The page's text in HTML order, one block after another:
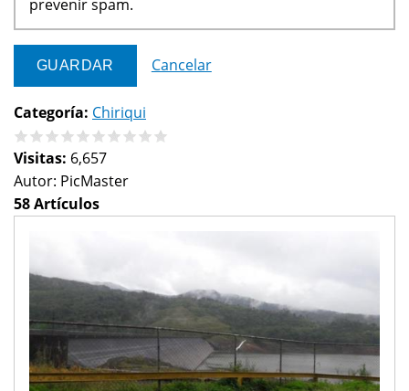
prevenir spam.
Cancelar
Categoría: Chiriqui
Visitas: 6,657
Autor: PicMaster
58 Artículos